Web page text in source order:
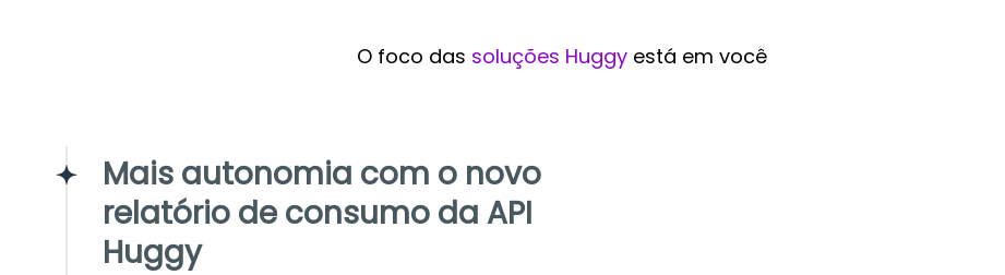
O foco das soluções Huggyestá em você
Mais autonomia com o novo
relatório de consumo da API
Huggy